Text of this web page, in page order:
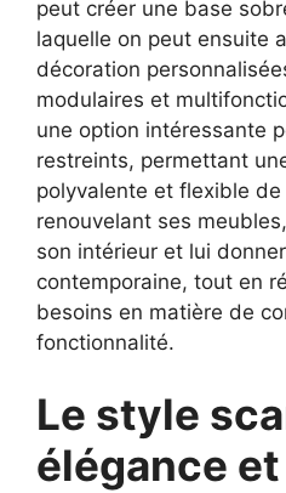
peut créer une base
laquelle on peut ensuite
décoration
modulaires et
une option intéressante
restreints, permettant
polyvalente et flexible de
renouvelant ses
son intérieur et lui
contemporaine, tout en
besoins en matière de
fonctionnalité.
Le style
élégance